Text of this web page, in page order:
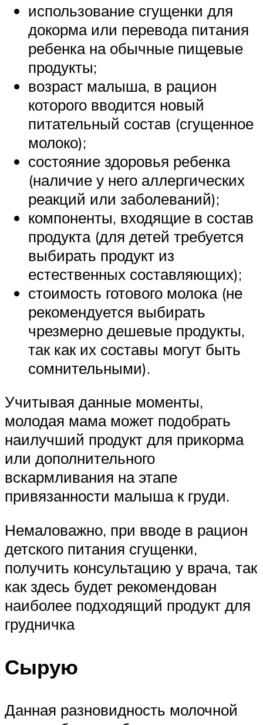
использование сгущенки для
докорма или перевода питания
ребенка на обычные пищевые
продукты;
возраст малыша, в рацион
которого вводится новый
питательный состав (сгущенное
молоко);
состояние здоровья ребенка
(наличие у него аллергических
реакций или заболеваний);
компоненты, входящие в состав
продукта (для детей требуется
выбирать продукт из
естественных составляющих);
стоимость готового молока (не
рекомендуется выбирать
чрезмерно дешевые продукты,
так как их составы могут быть
сомнительными).
Учитывая данные моменты,
молодая мама может подобрать
наилучший продукт для прикорма
или дополнительного
вскармливания на этапе
привязанности малыша к груди.
Немаловажно, при вводе в рацион
детского питания сгущенки,
получить консультацию у врача, так
как здесь будет рекомендован
наиболее подходящий продукт для
грудничка
Сырую
Данная разновидность молочной